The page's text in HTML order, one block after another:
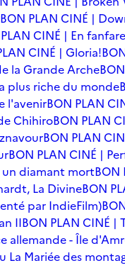
BON PLAN CINÉ |
CINÉ | En fanfare
CINÉ | Gloria!
la Grande Arche
plus riche du monde
l'avenirBON PLAN
ChihiroBON PLAN
BON PLAN
BON PLAN CINÉ |
un diamant mortBON
La DivineBON
par IndieFilm)
IIBON PLAN CINÉ |
allemande - Île
La Mariée des